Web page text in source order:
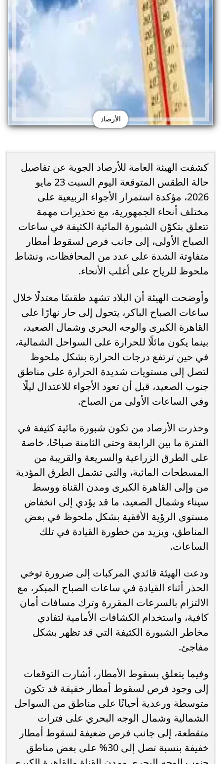
الأرصاد
كشفت الهيئة العامة للأرصاد الجوية عن تفاصيل
حالة الطقس المتوقعة اليوم السبت 23 مايو
2026، مؤكدة استمرار الأجواء الربيعية على
مختلف أنحاء الجمهورية، مع تحذيرات مهمة
تتعلق بتكوّن الشبورة المائية الكثيفة في ساعات
الصباح الأولى، إلى جانب فرص لسقوط أمطار
متفاوتة الشدة على عدد من المحافظات، ونشاط
ملحوظ للرياح على أغلب الأنحاء.
وأوضحت الهيئة أن البلاد تشهد طقسًا معتدلًا خلال
ساعات الصباح الباكر، يتحول إلى حار نهارًا على
القاهرة الكبرى والوجه البحري وشمال الصعيد،
بينما يكون مائلًا للحرارة على السواحل الشمالية،
في حين ترتفع درجات الحرارة بشكل ملحوظ
لتصل إلى مستويات شديدة الحرارة على مناطق
جنوب الصعيد، قبل أن تعود الأجواء للاعتدال ليلًا
وفي الساعات الأولى من الصباح.
وحذرت الأرصاد من تكون شبورة مائية كثيفة في
الفترة ما بين الرابعة وحتى الثامنة صباحًا، خاصة
على الطرق الزراعية والسريعة والقريبة من
المسطحات المائية، والتي تشمل الطرق المؤدية
من وإلى القاهرة الكبرى ومدن القناة ووسط
سيناء وشمال الصعيد، ما قد يؤدي إلى انخفاض
مستوى الرؤية الأفقية بشكل ملحوظ في بعض
المناطق، ويزيد من خطورة القيادة في تلك
الساعات.
ودعت الهيئة قائدي المركبات إلى ضرورة توخي
الحذر أثناء القيادة في ساعات الصباح المبكر، مع
الالتزام بالسرعات المقررة وترك مسافات أمان
كافية، واستخدام الكشافات الأمامية لتفادي
مخاطر الشبورة الكثيفة التي قد تظهر بشكل
مفاجئ.
وفيما يتعلق بسقوط الأمطار، أشارت التوقعات
إلى وجود فرص لسقوط أمطار خفيفة قد تكون
متوسطة ورعدية أحيانًا على مناطق من السواحل
الشمالية وشمال الوجه البحري على فترات
متقطعة، إلى جانب فرص ضعيفة لسقوط أمطار
خفيفة بنسبة تصل إلى 30% على بعض مناطق